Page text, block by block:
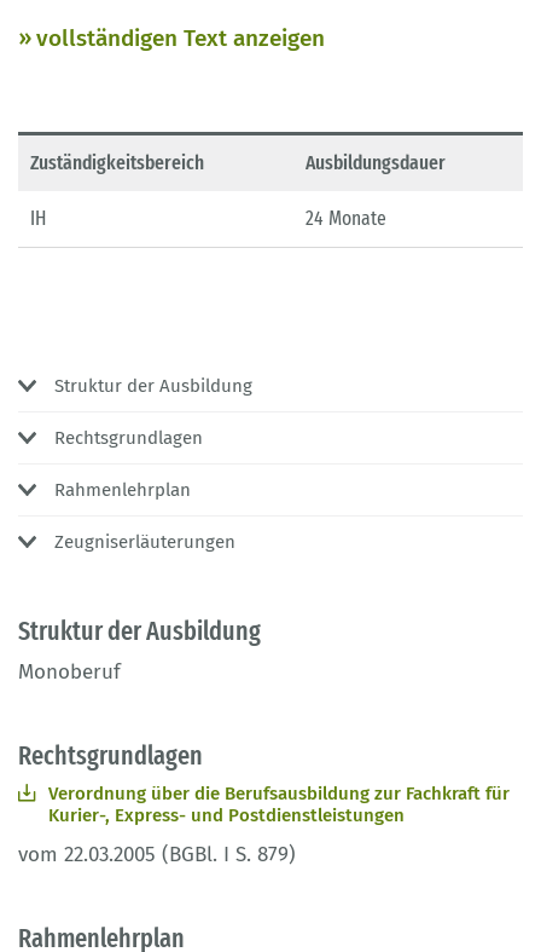
vollständigen Text anzeigen
Zuständigkeitsbereich Ausbildungsdauer
IH 24 Monate
Struktur der Ausbildung
Rechtsgrundlagen
Rahmenlehrplan
Zeugniserläuterungen
Struktur der Ausbildung
Monoberuf
Rechtsgrundlagen
Verordnung über die Berufsausbildung zur Fachkraft für
Kurier-, Express- und Postdienstleistungen
vom 22.03.2005 (BGBl. I S. 879)
Rahmenlehrplan